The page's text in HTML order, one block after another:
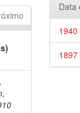
Data